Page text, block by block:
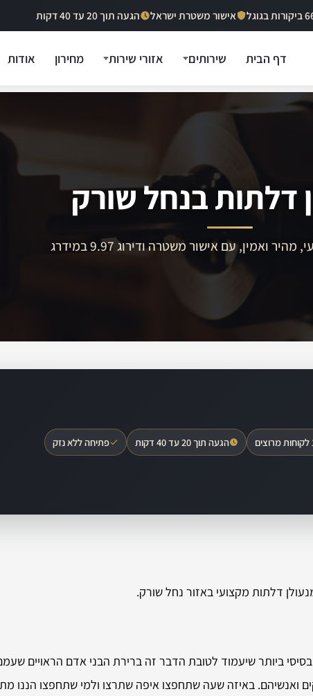
בגוגל אישור משטרת ישראל הגעה תוך 20 עד 40 דקות
דף הבית שירותים אזורי שירות מחירון אודות
דלתות בנחל שורק
ואמין, עם אישור משטרה ודירוג 9.97 במידרג
הגעה תוך 20 עד 40 דקות פתיחה ללא נזק
דלתות מקצועי באזור נחל שורק.
ביותר שיעמוד לטובת הדבר זה ברירת הבני אדם הראויים
ואנשיהם. באיזה שעה שתחפצו איפה שתרצו ולמי שתחפצו הננו